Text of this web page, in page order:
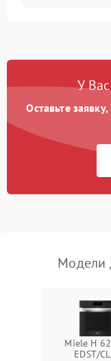
У
Оставьте
Модели
Miele H
EDST/